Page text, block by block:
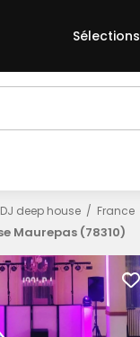
Sélections
DJ deep house France
Maurepas (78310)